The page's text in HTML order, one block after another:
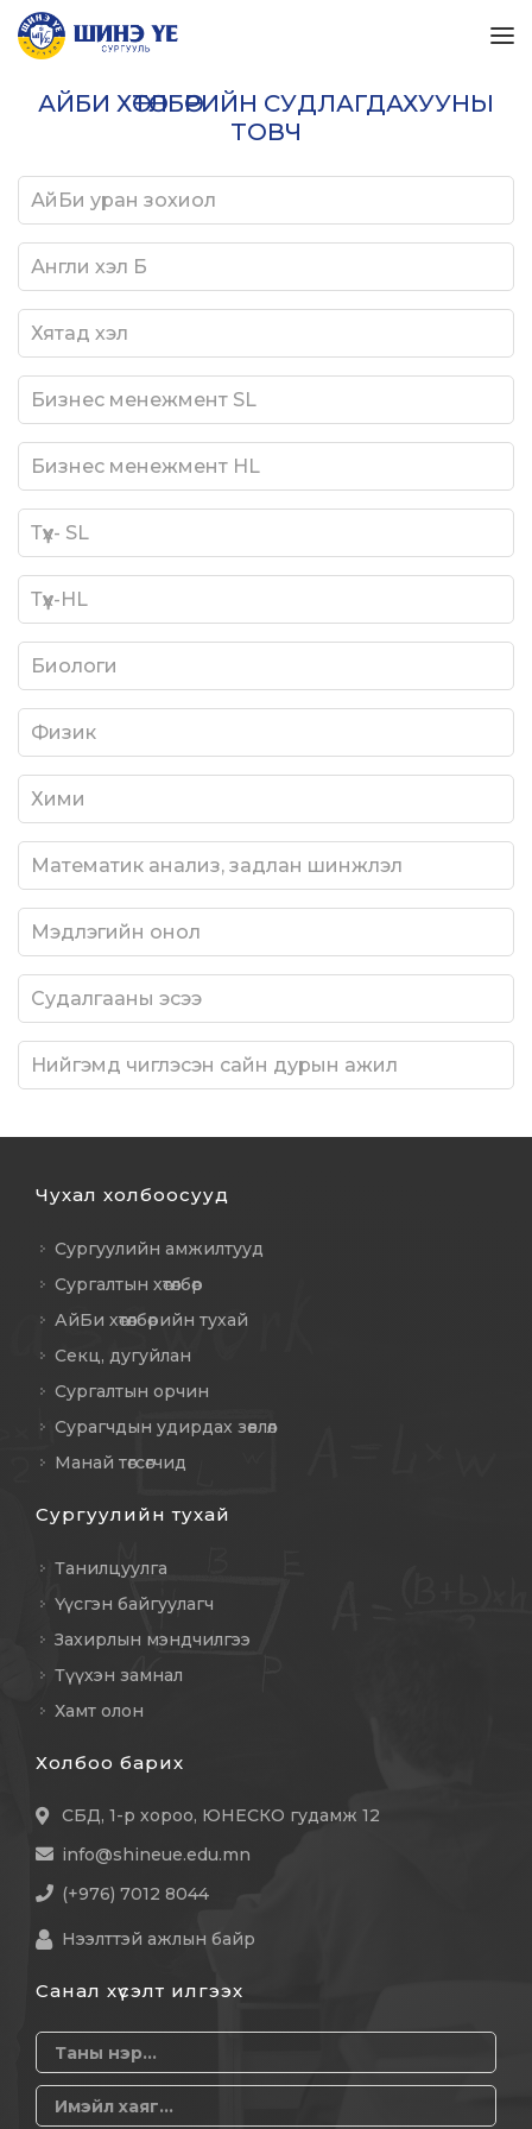
АЙБИ ХӨТӨЛБӨРИЙН СУДЛАГДАХУУНЫ
ТОВЧ
АйБи уран зохиол
Англи хэл Б
Хятад хэл
Бизнес менежмент SL
Бизнес менежмент HL
Түүх- SL
Түүх-HL
Биологи
Физик
Хими
Математик анализ, задлан шинжлэл
Мэдлэгийн онол
Судалгааны эсээ
Нийгэмд чиглэсэн сайн дурын ажил
Чухал холбоосууд
Сургуулийн амжилтууд
Сургалтын хөтөлбөр
АйБи хөтөлбөрийн тухай
Секц, дугуйлан
Сургалтын орчин
Сурагчдын удирдах зөвлөл
Манай төгсөгчид
Сургуулийн тухай
Танилцуулга
Үүсгэн байгуулагч
Захирлын мэндчилгээ
Түүхэн замнал
Хамт олон
Холбоо барих
СБД, 1-р хороо, ЮНЕСКО гудамж 12
info@shineue.edu.mn
(+976) 7012 8044
Нээлттэй ажлын байр
Санал хүсэлт илгээх